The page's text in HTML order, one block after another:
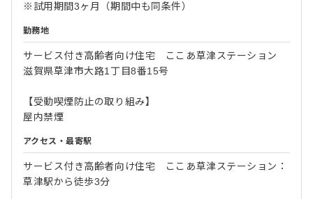
※試用期間3ヶ月（期間中も同条件）
勤務地
サービス付き高齢者向け住宅 ここあ草津ステーション
滋賀県草津市大路1丁目8番15号
【受動喫煙防止の取り組み】
屋内禁煙
アクセス・最寄駅
サービス付き高齢者向け住宅 ここあ草津ステーション：
草津駅から徒歩3分